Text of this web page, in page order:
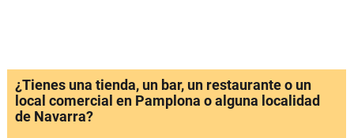
¿Tienes una tienda, un bar, un restaurante o un
local comercial en Pamplona o alguna localidad
de Navarra?